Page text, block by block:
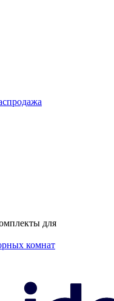
для
комнат